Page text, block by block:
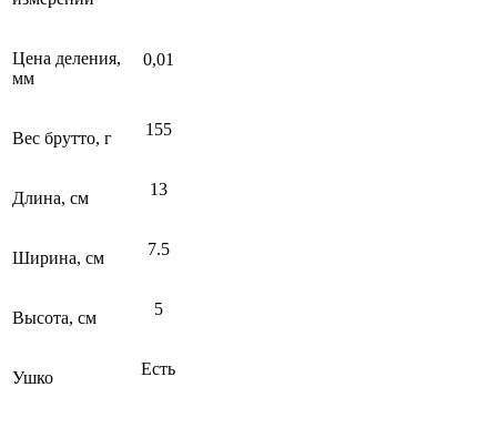
Цена деления,
мм
0,01
Вес брутто, г 155
Длина, см 13
Ширина, см 7.5
Высота, см 5
Ушко Есть